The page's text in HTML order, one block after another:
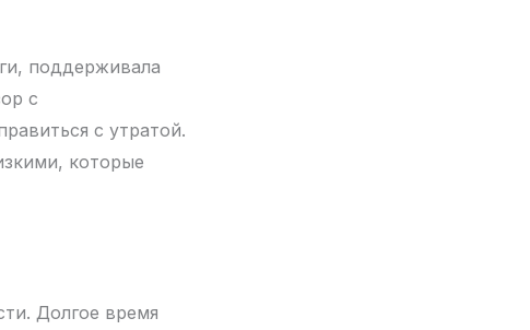
поддерживала
с
с утратой.
которые
Долгое время